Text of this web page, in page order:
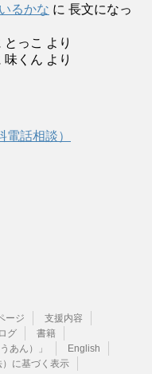
るかな に 長文になっ
とっこ より
味くん より
話相談）
ージ
支援内容
グ
書籍
あん）」
English
に基づく表示